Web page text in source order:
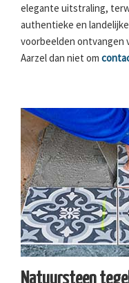
elegante uitstraling,
authentieke en
voorbeelden ontvangen
Aarzel dan niet om
Natuursteen